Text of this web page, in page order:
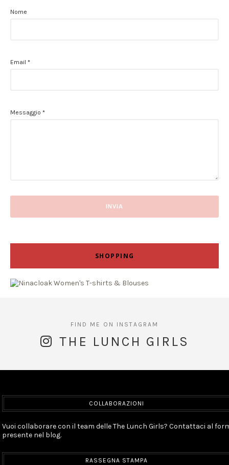
Nome
Email *
Messaggio *
SHOPPING
THE LUNCH GIRLS
COLLABORAZIONI
Vuoi collaborare con il team delle The Lunch Girls? Contattaci al
presente nel blog.
RASSEGNA STAMPA